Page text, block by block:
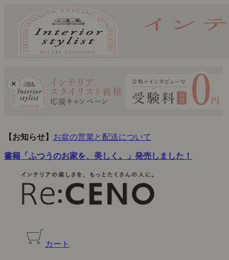
×
【お知らせ】 お盆の営業と配送について
書籍「ふつうのお家を、美しく。」発売しました！
カート